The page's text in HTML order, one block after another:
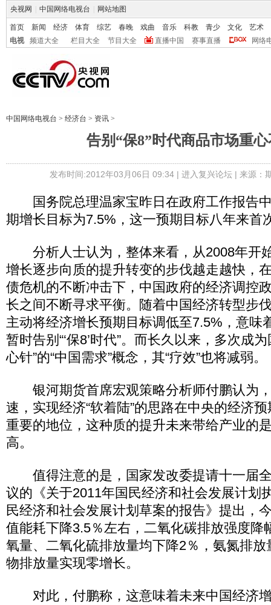
央视网 中国网络电视台 网站地图
首页 新闻 经济 体育 综艺 春晚 戏曲 音乐 科教 青少 文化
艺术
电视
频道大全 栏目大全 节目大全 直播中国 赛事直播 网络
中国网络电视台 > 经济台 > 资讯 >
告别“保8”时代商品市场重
发布时间:2012年03月06日 09:34 | 进入复兴论坛| 来源：
国务院总理温家宝昨日在政府工作报告
期增长目标为7.5%，这一预期目标八年来首
分析人士认为，整体来看，从2008年开
增长逐步向质的提升转变的步伐越走越快，
债危机的不断冲击下，中国政府的经济调控
长之间不断寻求平衡。随着中国经济转型步
主动将经济增长预期目标调低至7.5%，意味
暂时告别“‘保8’时代”。而长久以来，多次成
心针”的“中国需求”概念，其“疗效”也将减弱。
银河期货首席宏观策略分析师付鹏认为
速，实现经济“软着陆”的思路在中央的经济
重要的地位，这种质的提升未来带给产业的
高。
值得注意的是，国家发改委提请十一届
议的《关于2011年国民经济和社会发展计划
民经济和社会发展计划草案的报告》提出，
值能耗下降3.5％左右，二氧化碳排放强度降
氧量、二氧化硫排放量均下降2％，氨氮排
物排放量实现零增长。
对此，付鹏称，这意味着未来中国经济